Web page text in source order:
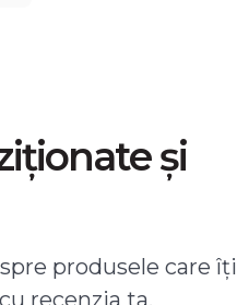
și
produsele care îți
recenzia ta.